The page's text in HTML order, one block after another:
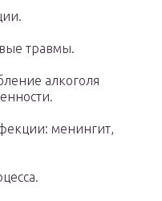
травмы.
алкоголя
менингит,